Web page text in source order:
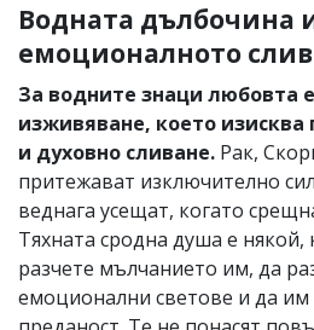
Водната дълбочина
емоционалното
За водните знаци любовта
изживяване, което
и духовно сливане. Рак,
притежават изключително
веднага усещат, когато
Тяхната сродна душа е
разчете мълчанието им, да
емоционални светове и да